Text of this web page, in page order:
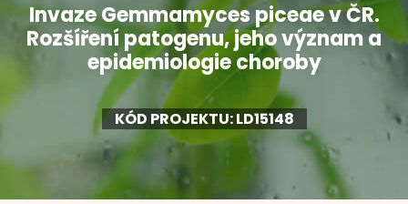
Invaze Gemmamyces piceae v ČR.
Rozšíření patogenu, jeho význam a
epidemiologie choroby
KÓD PROJEKTU: LD15148